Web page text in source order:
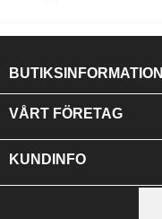
BUTIKSINFORMATION
VÅRT FÖRETAG
KUNDINFO